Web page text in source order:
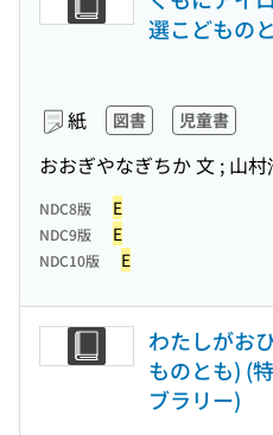
選こどもの
紙 図書 児童書
おおぎやなぎちか 文 ; 山
NDC8版 E
NDC9版 E
NDC10版 E
わたしがお
ものとも) (
ブラリー)